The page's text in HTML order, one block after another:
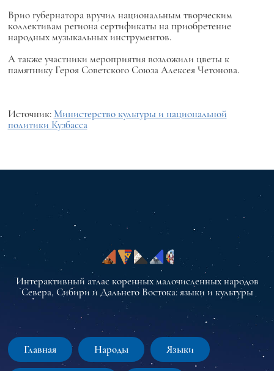
Врио губернатора вручил национальным творческим
коллективам региона сертификаты на приобретение
народных музыкальных инструментов.
А также участники мероприятия возложили цветы к
памятнику Героя Советского Союза Алексея Четонова.
Источник: Министерство культуры и национальной
политики Кузбасса
Интерактивный атлас коренных малочисленных народов
Севера, Сибири и Дальнего Востока: языки и культуры
Главная Народы Языки